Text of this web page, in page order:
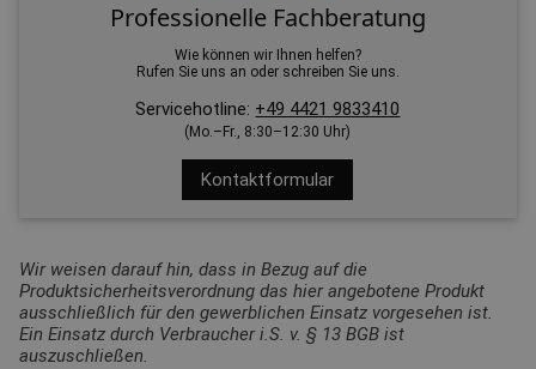
Professionelle Fachberatung
Wie können wir Ihnen helfen?
Rufen Sie uns an oder schreiben Sie uns.
Servicehotline: +49 4421 9833410
(Mo.–Fr., 8:30–12:30 Uhr)
Kontaktformular
Wir weisen darauf hin, dass in Bezug auf die
Produktsicherheitsverordnung das hier angebotene Produkt
ausschließlich für den gewerblichen Einsatz vorgesehen ist.
Ein Einsatz durch Verbraucher i.S. v. § 13 BGB ist
auszuschließen.